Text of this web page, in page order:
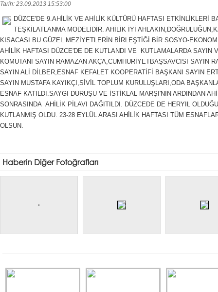
Tarih: 23.09.2013 15:53:00
DÜZCE'DE 9.AHİLİK VE AHİLİK KÜLTÜRÜ HAFTASI ETKİNLİKLERİ
TEŞKİLATLANMA MODELİDİR. AHİLİK İYİ
KISACASI BU GÜZEL MEZİYETLERİN BİRLEŞTİĞİ BİR SOSYO-
AHİLİK HAFTASI DÜZCE'DE DE KUTLANDI VE KUTLAMALARDA SAYIN
KOMUTANI SAYIN RAMAZAN AKÇA,CUMHURİYETBAŞSAVCISI SAYIN
SAYIN ALİ DİLBER,ESNAF KEFALET KOOPERATİFİ BAŞKANI SAYIN
SAYIN MUSTAFA KAYIKÇI,SİVİL TOPLUM KURULUŞLARI,ODA
ESNAF KATILDI.SAYGI DURUŞU VE İSTİKLAL MARŞI'NIN ARDINDAN
SONRASINDA AHİLİK PİLAVI DAĞITILDI. DÜZCEDE DE HERYIL
KUTLANMIŞ OLDU. 23-28 EYLÜL ARASI AHİLİK HAFTASI TÜM
OLSUN.
Haberin Diğer Fotoğrafları